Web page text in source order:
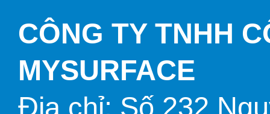
TÚI BAO DA
CỔNG CHUYỂN ĐỔI
CÔNG TY TNHH
MYSURFACE
Địa chỉ: Số 232